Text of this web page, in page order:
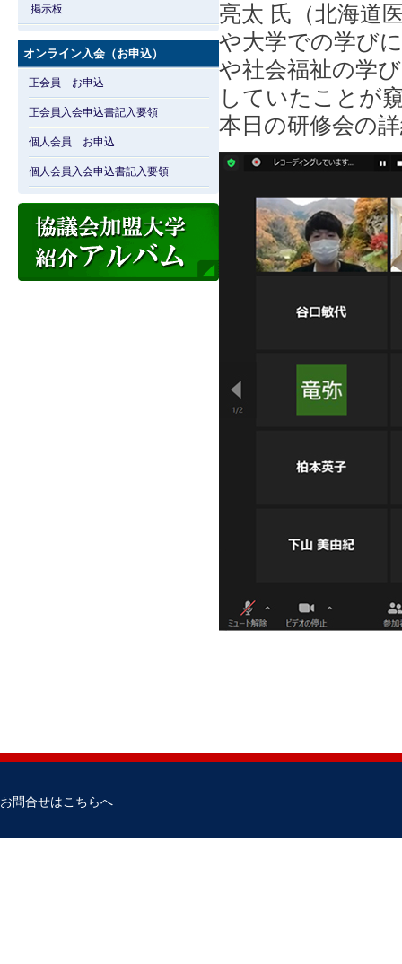
掲示板
オンライン入会（お申込）
正会員 お申込
正会員入会申込書記入要領
個人会員 お申込
個人会員入会申込書記入要領
亮太 氏（北海道
や大学での学び
や社会福祉の学
していたことが
本日の研修会の
お問合せはこちらへ